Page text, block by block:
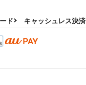
ド キャッシュレス決済